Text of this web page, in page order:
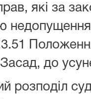
які за
до
розподіл